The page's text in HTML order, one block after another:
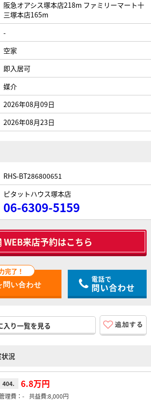
阪急オアシス塚本店218m ファミリーマート十
三塚本店165m
-
空家
即入居可
媒介
2026年08月09日
2026年08月23日
RHS-BT286800651
ピタットハウス塚本店
06-6309-5159
WEB来店予約はこちら
完了！
電話で
問い合わせ
入り一覧を見る
況
404. 6.8万円
- 8,000円